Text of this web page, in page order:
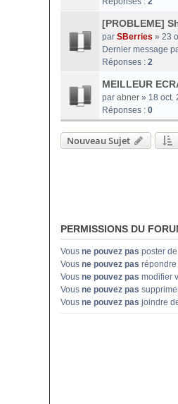
[PROBLEME]
par SBerries » 23
Dernier message
Réponses : 2
MEILLEUR
par abner » 18 oct.
Réponses : 0
Nouveau Sujet
PERMISSIONS DU
Vous ne pouvez pas poster
Vous ne pouvez pas
Vous ne pouvez pas modifier
Vous ne pouvez pas
Vous ne pouvez pas joindre